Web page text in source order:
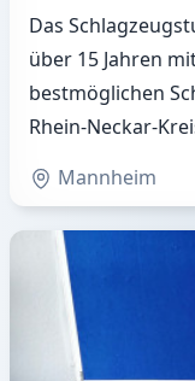
Das
über 15 Jahren
bestmöglichen
Rhein-Neckar-
Mannheim